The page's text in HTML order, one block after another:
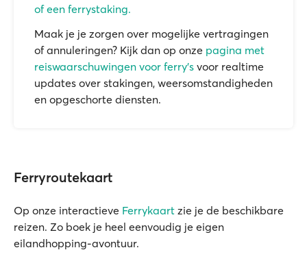
of een ferrystaking.
Maak je je zorgen over mogelijke vertragingen
of annuleringen? Kijk dan op onze pagina met
reiswaarschuwingen voor ferry's voor realtime
updates over stakingen, weersomstandigheden
en opgeschorte diensten.
Ferryroutekaart
Op onze interactieve Ferrykaart zie je de beschikbare
reizen. Zo boek je heel eenvoudig je eigen
eilandhopping-avontuur.